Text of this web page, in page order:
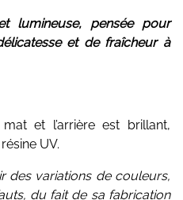
lumineuse, pensée pour
et de fraîcheur à
mat et l’arrière est brillant,
UV.
des variations de couleurs,
du fait de sa fabrication